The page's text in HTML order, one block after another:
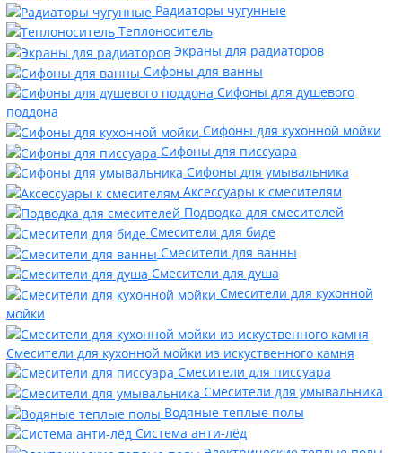
Радиаторы чугунные
Теплоноситель
Экраны для радиаторов
Сифоны для ванны
Сифоны для душевого
поддона
Сифоны для кухонной мойки
Сифоны для писсуара
Сифоны для умывальника
Аксессуары к смесителям
Подводка для смесителей
Смесители для биде
Смесители для ванны
Смесители для душа
Смесители для кухонной
мойки
Смесители для кухонной мойки из искуственного камня
Смесители для писсуара
Смесители для умывальника
Водяные теплые полы
Система анти-лёд